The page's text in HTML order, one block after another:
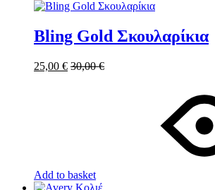
Bling Gold Σκουλαρίκια
25,00 € 30,00€
Add to basket